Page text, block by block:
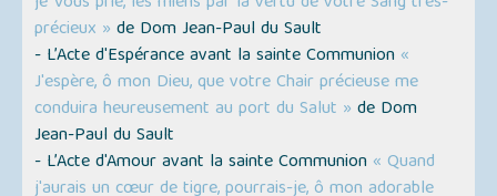
précieux » de Dom Jean-Paul du Sault
- L’Acte d'Espérance avant la sainte Communion «
J'espère, ô mon Dieu, que votre Chair précieuse me
conduira heureusement au port du Salut » de Dom
Jean-Paul du Sault
- L’Acte d'Amour avant la sainte Communion « Quand